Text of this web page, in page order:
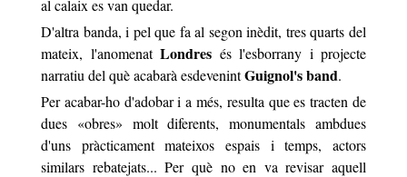
al calaix es van quedar.
D'altra banda, i pel que fa al segon inèdit, tres quarts del
mateix, l'anomenat Londres és l'esborrany i projecte
narratiu del què acabarà esdevenintGuignol's band.
Per acabar-ho d'adobar i a més, resulta que es tracten de
dues «obres» molt diferents, monumentals ambdues
d'uns pràcticament mateixos espais i temps, actors
similars rebatejats... Per què no en va revisar aquell